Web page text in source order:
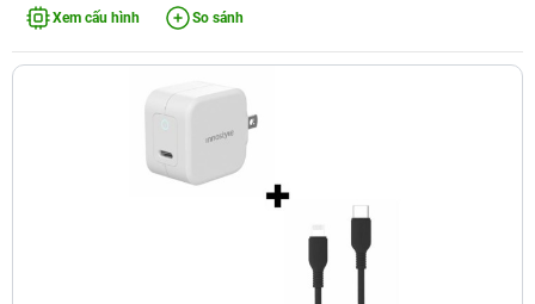
Xem cấu hình So sánh